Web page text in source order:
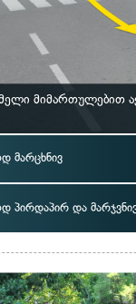
მიმართულებით
მარცხნივ
პირდაპირ და